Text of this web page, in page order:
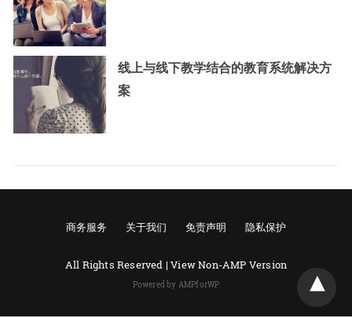
线上与线下教学结合的教育系统解决方
案
商务服务 关于我们 免责声明 隐私保护
All Rights Reserved |View Non-AMP Version
Powered by AMPforWP